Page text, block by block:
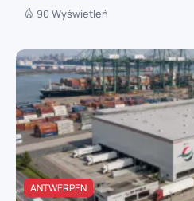
90 Wyświetleń
ANTWERPEN